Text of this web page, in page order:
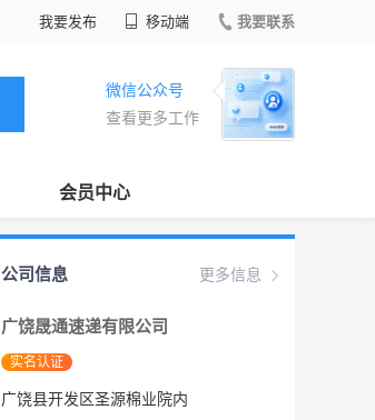
我要发布 移动端 我要联系
微信公众号
查看更多工作
会员中心
更多信息
公司信息
广饶晟通速递有限公司
实名认证
广饶县开发区圣源棉业院内